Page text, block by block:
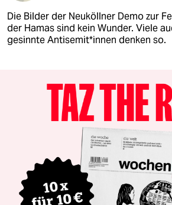
Die Bilder der Neuköllner Demo zur
der Hamas sind kein Wunder. Viele
gesinnte An­ti­se­mi­t*in­nen denken so.